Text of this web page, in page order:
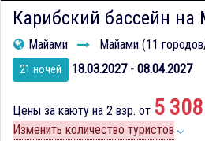
Карибский бассейн на
Майами Майами (11
21 ночей 18.03.2027 - 08.04.2027
Цены за каюту на 2 взр. от 5
Изменить количество туристов